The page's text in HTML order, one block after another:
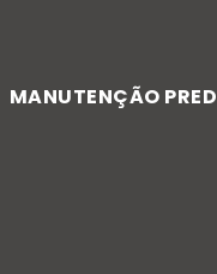
MANUTENÇÃO